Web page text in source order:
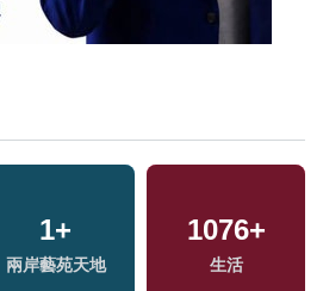
1+
兩岸藝苑天地
1076+
生活